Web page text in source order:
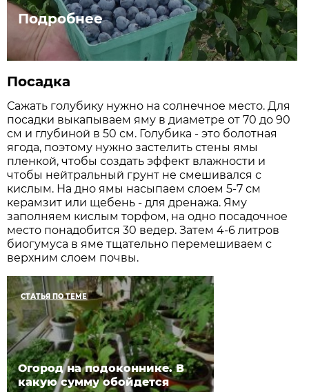
Подробнее
Посадка
Сажать голубику нужно на солнечное место. Для
посадки выкапываем яму в диаметре от 70 до 90
см и глубиной в 50 см. Голубика - это болотная
ягода, поэтому нужно застелить стены ямы
пленкой, чтобы создать эффект влажности и
чтобы нейтральный грунт не смешивался с
кислым. На дно ямы насыпаем слоем 5-7 см
керамзит или щебень - для дренажа. Яму
заполняем кислым торфом, на одно посадочное
место понадобится 30 ведер. Затем 4-6 литров
биогумуса в яме тщательно перемешиваем с
верхним слоем почвы.
СТАТЬЯ ПО ТЕМЕ
Огород на подоконнике. В
какую сумму обойдется